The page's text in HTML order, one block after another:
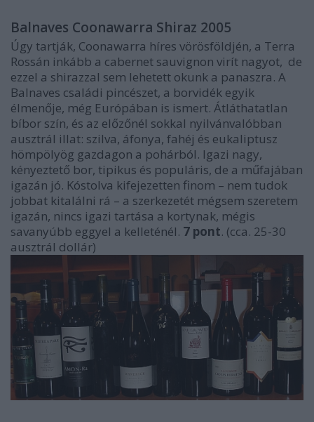
Balnaves Coonawarra Shiraz 2005
Úgy tartják, Coonawarra híres vörösföldjén, a Terra
Rossán inkább a cabernet sauvignon virít nagyot, de
ezzel a shirazzal sem lehetett okunk a panaszra. A
Balnaves családi pincészet, a borvidék egyik
élmenője, még Európában is ismert. Átláthatatlan
bíbor szín, és az előzőnél sokkal nyilvánvalóbban
ausztrál illat: szilva, áfonya, fahéj és eukaliptusz
hömpölyög gazdagon a pohárból. Igazi nagy,
kényeztető bor, tipikus és populáris, de a műfajában
igazán jó. Kóstolva kifejezetten finom – nem tudok
jobbat kitalálni rá – a szerkezetét mégsem szeretem
igazán, nincs igazi tartása a kortynak, mégis
savanyúbb eggyel a kelleténél. 7 pont. (cca. 25-30
ausztrál dollár)